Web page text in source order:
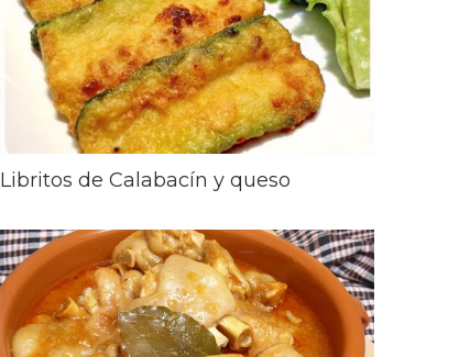
Libritos de Calabacín y queso